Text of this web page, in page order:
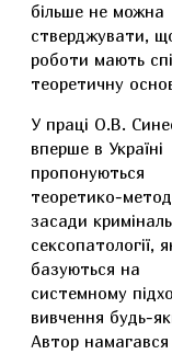
більше не можна
стверджувати,
роботи мають
теоретичну
У праці О.В.
вперше в Україні
пропонуються
теоретико-
засади
сексопатології,
базуються на
системному
вивчення будь-
Автор